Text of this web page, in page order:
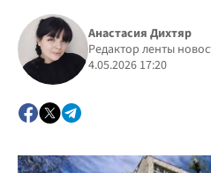
Анастасия Дихтяр
Редактор ленты
4.05.2026 17:20